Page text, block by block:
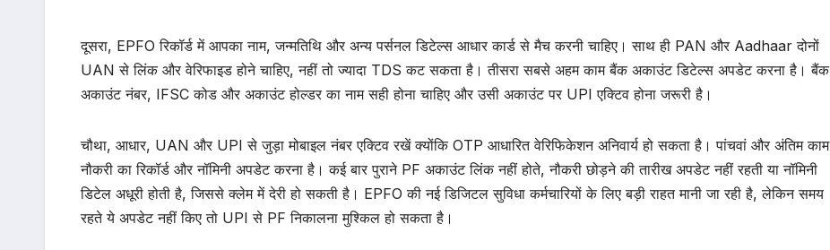
दूसरा, EPFO रिकॉर्ड में आपका नाम, जन्मतिथि और अन्य पर्सनल डिटेल्स आधार कार्ड से मैच करनी चाहिए। साथ ही PAN और Aadhaar दोनों
UAN से लिंक और वेरिफाइड होने चाहिए, नहीं तो ज्यादा TDS कट सकता है। तीसरा सबसे अहम काम बैंक अकाउंट डिटेल्स अपडेट करना है। बैंक
अकाउंट नंबर, IFSC कोड और अकाउंट होल्डर का नाम सही होना चाहिए और उसी अकाउंट पर UPI एक्टिव होना जरूरी है।
चौथा, आधार, UAN और UPI से जुड़ा मोबाइल नंबर एक्टिव रखें क्योंकि OTP आधारित वेरिफिकेशन अनिवार्य हो सकता है। पांचवां और अंतिम काम
नौकरी का रिकॉर्ड और नॉमिनी अपडेट करना है। कई बार पुराने PF अकाउंट लिंक नहीं होते, नौकरी छोड़ने की तारीख अपडेट नहीं रहती या नॉमिनी
डिटेल अधूरी होती है, जिससे क्लेम में देरी हो सकती है। EPFO की नई डिजिटल सुविधा कर्मचारियों के लिए बड़ी राहत मानी जा रही है, लेकिन समय
रहते ये अपडेट नहीं किए तो UPI से PF निकालना मुश्किल हो सकता है।